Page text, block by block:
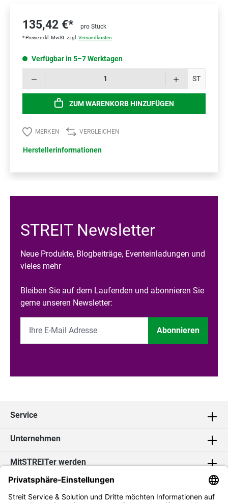
135,42 €* pro Stück
* Preise exkl. MwSt. zzgl. Versandkosten
Verfügbar in 5–7 Werktagen
ST
ZUM WARENKORB HINZUFÜGEN
MERKEN VERGLEICHEN
Herstellerinformationen
STREIT Newsletter
Neue Produkte, Blogbeiträge, Eventeinladungen und
vieles mehr
Bleiben Sie auf dem Laufenden und abonnieren Sie
gerne unseren Newsletter:
Abonnieren
Service
Unternehmen
MitSTREITer werden
Kontakt